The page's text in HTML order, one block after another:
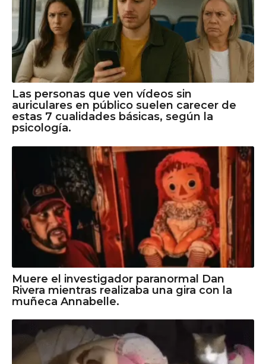
Las personas que ven vídeos sin
auriculares en público suelen carecer de
estas 7 cualidades básicas, según la
psicología.
Muere el investigador paranormal Dan
Rivera mientras realizaba una gira con la
muñeca Annabelle.